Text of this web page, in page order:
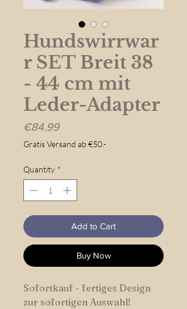
Hundswirrwar
r SET Breit 38
- 44 cm mit
Leder-Adapter
€84.99Price
Gratis Versand ab €50.-
Quantity *
Add to Cart
Buy Now
Sofortkauf - fertiges Design
zur sofortigen Auswahl!